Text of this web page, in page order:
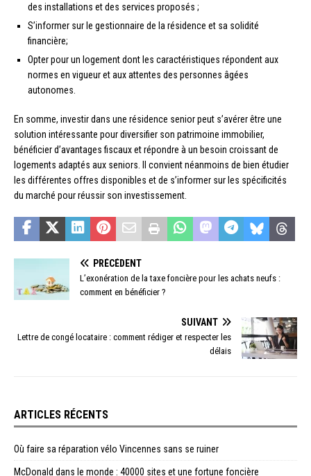
des installations et des services proposés ;
S’informer sur le gestionnaire de la résidence et sa solidité
financière;
Opter pour un logement dont les caractéristiques répondent aux
normes en vigueur et aux attentes des personnes âgées
autonomes.
En somme, investir dans une résidence senior peut s’avérer être une
solution intéressante pour diversifier son patrimoine immobilier,
bénéficier d’avantages fiscaux et répondre à un besoin croissant de
logements adaptés aux seniors. Il convient néanmoins de bien étudier
les différentes offres disponibles et de s’informer sur les spécificités
du marché pour réussir son investissement.
PRÉCÉDENT
L’exonération de la taxe foncière pour les achats neufs :
comment en bénéficier ?
SUIVANT
Lettre de congé locataire : comment rédiger et respecter les
délais
ARTICLES RÉCENTS
Où faire sa réparation vélo Vincennes sans se ruiner
McDonald dans le monde : 40000 sites et une fortune foncière